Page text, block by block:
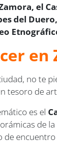
el
del
en
no te
tesoro de
es el
de
de